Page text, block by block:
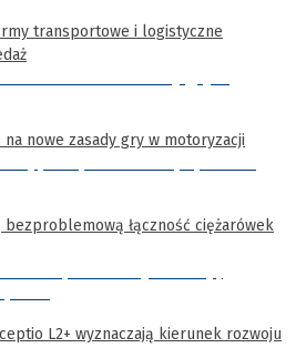
transportowe i logistyczne
nowe zasady gry w motoryzacji
łączność ciężarówek
L2+ wyznaczają kierunek rozwoju